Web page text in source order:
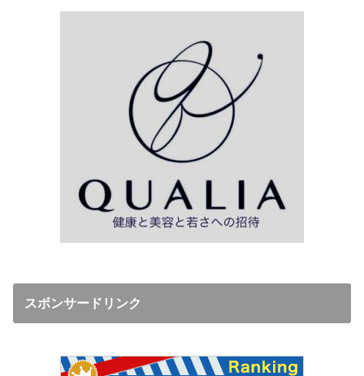
スボンサードリンク